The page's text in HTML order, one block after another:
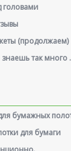
головами
(продолжаем)
так много
бумажных
для бумаги